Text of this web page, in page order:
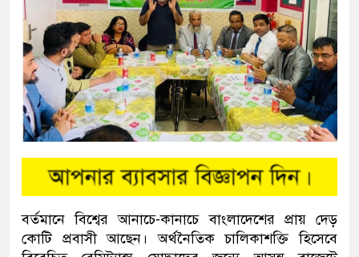
বর্তমানে বিশ্বের আনাচে-কানাচে বাংলাদেশের প্রায় দেড়
কোটি প্রবাসী আছেন। অর্থনৈতিক চালিকাশক্তি হিসেবে